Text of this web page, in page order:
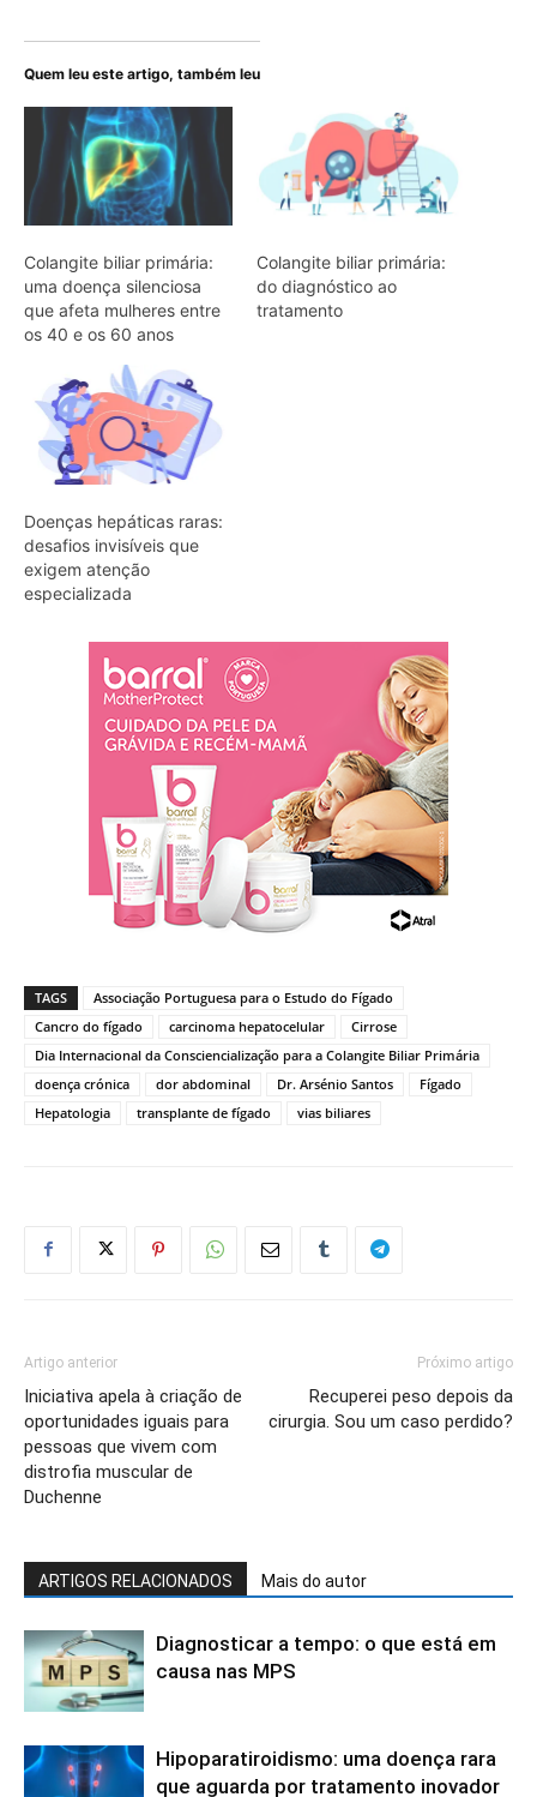
Quem leu este artigo, também leu
Colangite biliar primária:
uma doença silenciosa
que afeta mulheres entre
os 40 e os 60 anos
Colangite biliar primária:
do diagnóstico ao
tratamento
Doenças hepáticas raras:
desafios invisíveis que
exigem atenção
especializada
TAGS
Associação Portuguesa para o Estudo do Fígado
Cancro do fígado
carcinoma hepatocelular
Cirrose
Dia Internacional da Consciencialização para a Colangite Biliar Primária
doença crónica
dor abdominal Dr. Arsénio Santos
Fígado
Hepatologia
transplante de fígado vias biliares
Artigo anterior
Iniciativa apela à criação de
oportunidades iguais para
pessoas que vivem com
distrofia muscular de
Duchenne
Próximo artigo
Recuperei peso depois da
cirurgia. Sou um caso perdido?
ARTIGOS RELACIONADOS Mais do autor
Diagnosticar a tempo: o que está em
causa nas MPS
Hipoparatiroidismo: uma doença rara
que aguarda por tratamento inovador